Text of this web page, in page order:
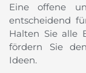
Eine offene
entscheidend
Halten Sie alle
fördern Sie
Ideen.